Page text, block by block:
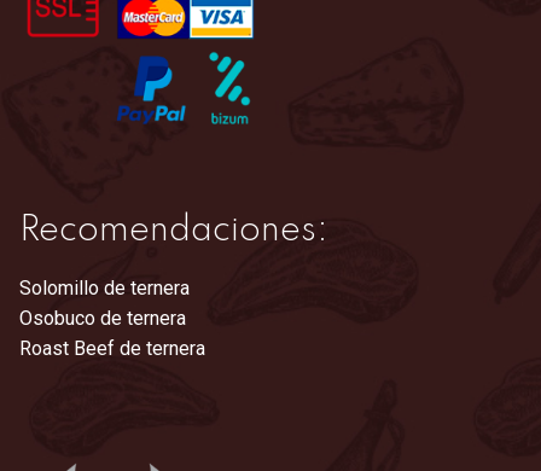
la
de
producto
Recomendaciones:
Solomillo de ternera
Osobuco de ternera
Roast Beef de ternera